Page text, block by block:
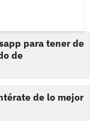
para tener de
de
de lo mejor